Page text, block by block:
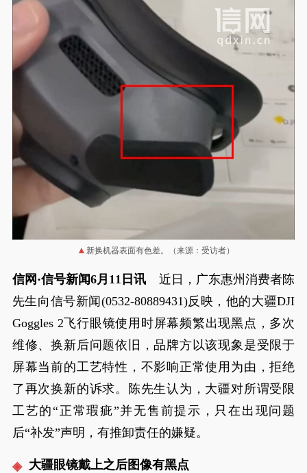
新换机器表面有色差。（来源：受访者）
信网·信号新闻6月11日讯 近日，广东惠州消费者陈
先生向信号新闻(0532-80889431)反映，他的大疆DJI
Goggles 2飞行眼镜使用时屏幕频繁出现黑点，多次
维修、换新后问题依旧，品牌方以该现象是受限于
屏幕当前的工艺特性，不影响正常使用为由，拒绝
了再次换新的诉求。陈先生认为，大疆对所谓受限
工艺的“正常瑕疵”并无售前提示，只在出现问题
后“补发”声明，有推卸责任的嫌疑。
大疆眼镜戴上之后图像有黑点